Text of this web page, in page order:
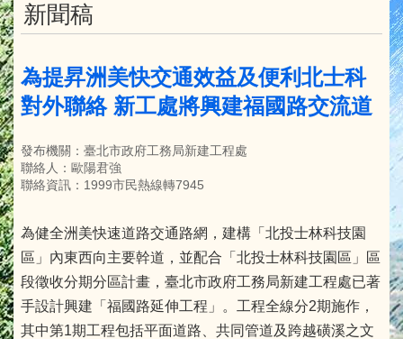
新聞稿
為提昇洲美快交通效益及便利北士科
對外聯絡 新工處將興建福國路交流道
發布機關：臺北市政府工務局新建工程處
聯絡人：歐陽君強
聯絡資訊：1999市民熱線轉7945
為健全洲美快速道路交通路網，建構「北投士林科技園
區」內東西向主要幹道，並配合「北投士林科技園區」區
段徵收分期分區計畫，臺北市政府工務局新建工程處已著
手設計興建「福國路延伸工程」。工程全線分2期施作，
其中第1期工程包括平面道路、共同管道及跨越磺溪之文